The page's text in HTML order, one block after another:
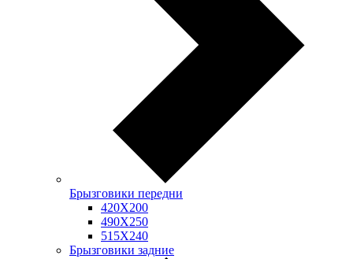
Брызговики передни
420Х200
490Х250
515Х240
Брызговики задние